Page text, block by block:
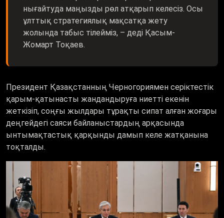
нығайтуда маңызды рөл атқарып келесіз. Осы
ұлттық стратегиялық мақсатқа жету
жолында табыс тілейміз, – деді Қасым-
Жомарт Тоқаев.
Президент Қазақстанның Черногориямен серіктестік
қарым-қатынасты жандандыруға ниетті екенін
жеткізіп, соңғы жылдары тұрақты сипат алған жоғары
деңгейдегі саяси байланыстардың арқасында
ынтымақтастық қарқынды дамып келе жатқанына
тоқталды.